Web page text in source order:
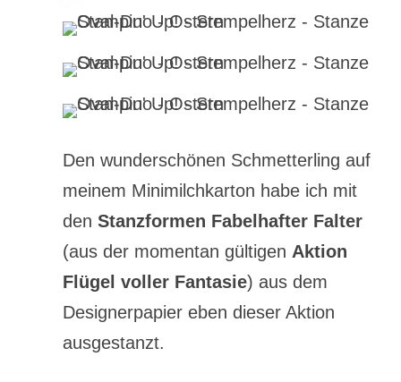
Den wunderschönen Schmetterling auf
meinem Minimilchkarton habe ich mit
den Stanzformen Fabelhafter Falter
(aus der momentan gültigen Aktion
Flügel voller Fantasie) aus dem
Designerpapier eben dieser Aktion
ausgestanzt.